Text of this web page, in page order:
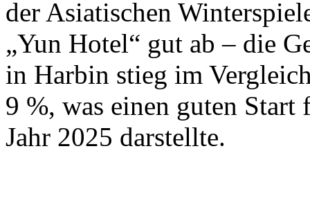
der Asiatischen
„Yun Hotel“ gut ab – die
in Harbin stieg im
9 %, was einen guten
Jahr 2025 darstellte.